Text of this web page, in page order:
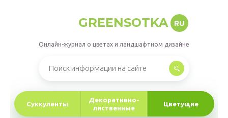
GREENSOTKA RU
Онлайн-журнал о цветах и ландшафтном дизайне
Суккуленты
Декоративно-
лиственные
Цветущие